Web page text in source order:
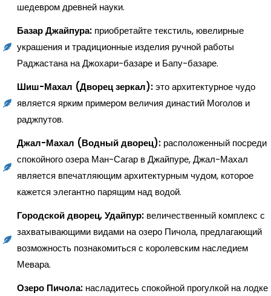
шедевром древней науки.
Базар Джайпура:приобретайте текстиль, ювелирные
украшения и традиционные изделия ручной работы
Раджастана на Джохари-базаре и Бапу-базаре.
Шиш-Махал (Дворец зеркал):это архитектурное чудо
является ярким примером величия династий Моголов и
раджпутов.
Джал-Махал (Водный дворец):расположенный посреди
спокойного озера Ман-Сагар в Джайпуре, Джал-Махал
является впечатляющим архитектурным чудом, которое
кажется элегантно парящим над водой.
Городской дворец, Удайпур:величественный комплекс с
захватывающими видами на озеро Пичола, предлагающий
возможность познакомиться с королевским наследием
Мевара.
Озеро Пичола:насладитесь спокойной прогулкой на лодке